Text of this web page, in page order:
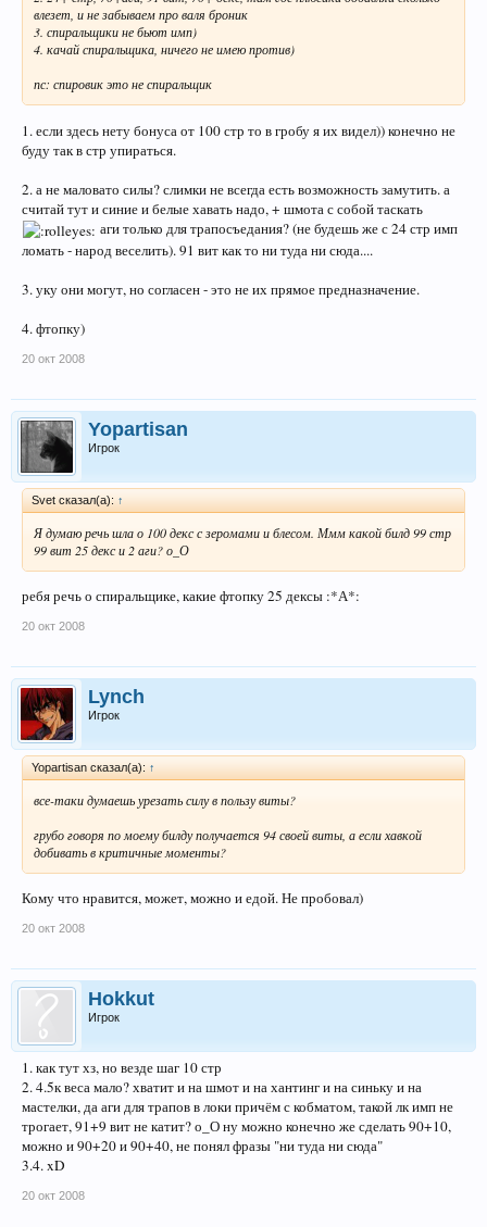
влезет, и не забываем про валя броник
3. спиральщики не бьют имп)
4. качай спиральщика, ничего не имею против)
пс: спировик это не спиральщик
1. если здесь нету бонуса от 100 стр то в гробу я их видел)) конечно не
буду так в стр упираться.
2. а не маловато силы? слимки не всегда есть возможность замутить. а
считай тут и синие и белые хавать надо, + шмота с собой таскать
аги только для трапосъедания? (не будешь же с 24 стр имп
ломать - народ веселить). 91 вит как то ни туда ни сюда....
3. уку они могут, но согласен - это не их прямое предназначение.
4. фтопку)
20 окт 2008
Yopartisan
Игрок
Svet сказал(а): ↑
Я думаю речь шла о 100 декс с зеромами и блесом. Ммм какой билд 99 стр
99 вит 25 декс и 2 аги? о_О
ребя речь о спиральщике, какие фтопку 25 дексы :*А*:
20 окт 2008
Lynch
Игрок
Yopartisan сказал(а): ↑
все-таки думаешь урезать силу в пользу виты?
грубо говоря по моему билду получается 94 своей виты, а если хавкой
добивать в критичные моменты?
Кому что нравится, может, можно и едой. Не пробовал)
20 окт 2008
Hokkut
Игрок
1. как тут хз, но везде шаг 10 стр
2. 4.5к веса мало? хватит и на шмот и на хантинг и на синьку и на
мастелки, да аги для трапов в локи причём с кобматом, такой лк имп не
трогает, 91+9 вит не катит? о_О ну можно конечно же сделать 90+10,
можно и 90+20 и 90+40, не понял фразы "ни туда ни сюда"
3.4. xD
20 окт 2008